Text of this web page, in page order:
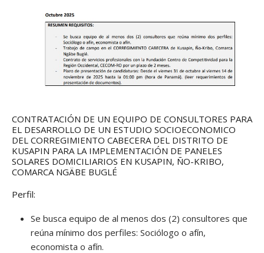
CONTRATACIÓN DE UN EQUIPO DE CONSULTORES PARA
EL DESARROLLO DE UN ESTUDIO SOCIOECONOMICO
DEL CORREGIMIENTO CABECERA DEL DISTRITO DE
KUSAPIN PARA LA IMPLEMENTACIÓN DE PANELES
SOLARES DOMICILIARIOS EN KUSAPIN, ÑO-KRIBO,
COMARCA NGÄBE BUGLÉ
Perfil:
Se busca equipo de al menos dos (2) consultores que
reúna mínimo dos perfiles: Sociólogo o afín,
economista o afín.